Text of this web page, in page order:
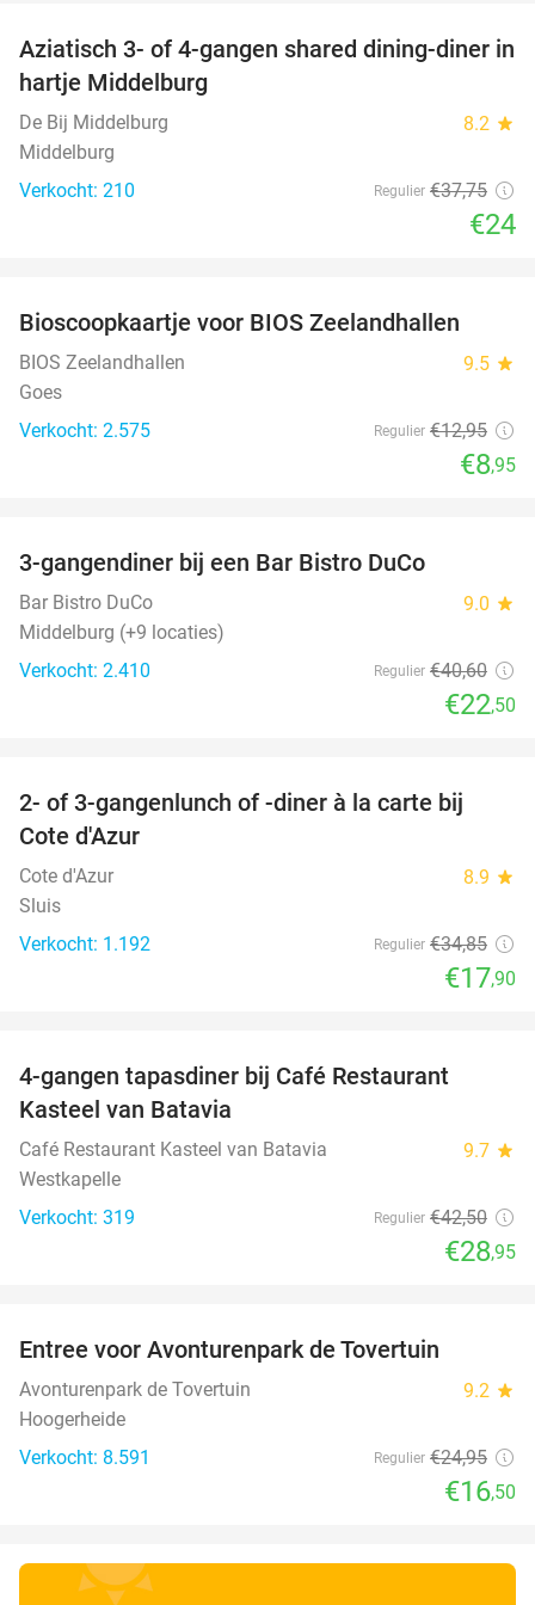
36%
Aziatisch 3- of 4-gangen shared dining-diner in
hartje Middelburg
De Bij Middelburg 8.2 star
Middelburg
Verkocht: 210
Regulier €37,75
€24
Bioscoopkaartje voor BIOS Zeelandhallen
BIOS Zeelandhallen 9.5 star
Goes
Verkocht: 2.575
Regulier €12,95
€8,95
3-gangendiner bij een Bar Bistro DuCo
Bar Bistro DuCo 9.0 star
Middelburg (+9 locaties)
Verkocht: 2.410
Regulier €40,60
€22,50
49%
2- of 3-gangenlunch of -diner à la carte bij
Cote d'Azur
Cote d'Azur 8.9 star
Sluis
Verkocht: 1.192
Regulier €34,85
€17,90
4-gangen tapasdiner bij Café Restaurant
Kasteel van Batavia
Café Restaurant Kasteel van Batavia 9.7 star
Westkapelle
Verkocht: 319
Regulier €42,50
€28,95
Entree voor Avonturenpark de Tovertuin
Avonturenpark de Tovertuin 9.2 star
Hoogerheide
Verkocht: 8.591
Regulier €24,95
€16,50